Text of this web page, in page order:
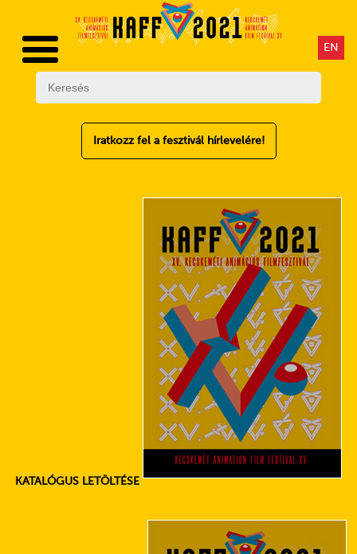
EN
Iratkozz fel a fesztivál hírlevelére!
KATALÓGUS LETÖLTÉSE